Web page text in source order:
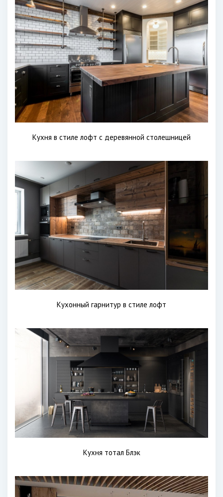
Кухня в стиле лофт с деревянной столешницей
Кухонный гарнитур в стиле лофт
Кухня тотал Блэк